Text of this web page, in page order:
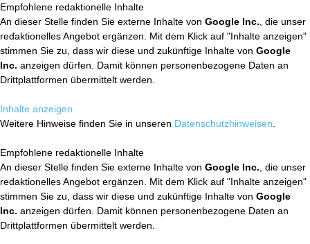
Empfohlene redaktionelle Inhalte
An dieser Stelle finden Sie externe Inhalte von Google Inc. , die unser
redaktionelles Angebot ergänzen. Mit dem Klick auf "Inhalte anzeigen"
stimmen Sie zu, dass wir diese und zukünftige Inhalte von Google
Inc. anzeigen dürfen. Damit können personenbezogene Daten an
Drittplattformen übermittelt werden.
Inhalte anzeigen
Weitere Hinweise finden Sie in unseren Datenschutzhinweisen
Empfohlene redaktionelle Inhalte
An dieser Stelle finden Sie externe Inhalte von Google Inc. , die unser
redaktionelles Angebot ergänzen. Mit dem Klick auf "Inhalte anzeigen"
stimmen Sie zu, dass wir diese und zukünftige Inhalte von Google
Inc. anzeigen dürfen. Damit können personenbezogene Daten an
Drittplattformen übermittelt werden.